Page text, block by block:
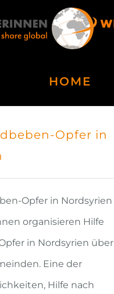
HOME
Opfer in
Opfer in Nordsyrien
organisieren Hilfe
in Nordsyrien über
Eine der
Hilfe nach